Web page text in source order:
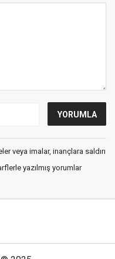
veya imalar, inançlara saldırı
yazılmış yorumlar